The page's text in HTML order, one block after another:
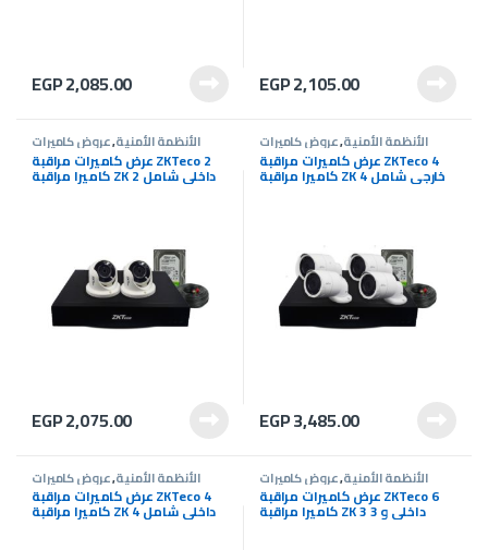
EGP2,085.00 EGP2,105.00
الأنظمة الأمنية,عروض كاميرات
المراقبة,كاميرات المراقبة
عرض كاميرات مراقبة ZKTeco 2
كاميرا مراقبة ZK 2 داخلى شامل
التركيب
EGP2,075.00
الأنظمة الأمنية,عروض كاميرات
المراقبة,كاميرات المراقبة
عرض كاميرات مراقبة ZKTeco 4
كاميرا مراقبة ZK 4 خارجي شامل
التركيب
EGP3,485.00
الأنظمة الأمنية,عروض كاميرات
المراقبة,كاميرات المراقبة
عرض كاميرات مراقبة ZKTeco 4
كاميرا مراقبة ZK 4 داخلى شامل
التركيب
الأنظمة الأمنية,عروض كاميرات
المراقبة,كاميرات المراقبة
عرض كاميرات مراقبة ZKTeco 6
كاميرا مراقبة ZK 3 داخلى و 3
خارجي شامل التركيب